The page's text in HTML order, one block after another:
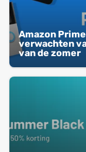
Amazon
verwachten
van de zomer